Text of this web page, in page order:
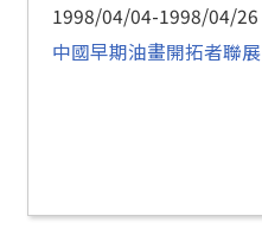
1998/04/04-1998/04/26
中國早期油畫開拓者聯展